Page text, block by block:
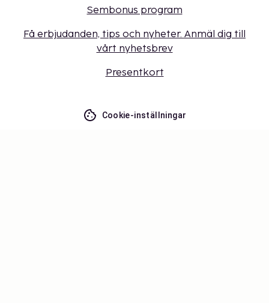
Sembonus program
Få erbjudanden, tips och nyheter. Anmäl dig till
vårt nyhetsbrev
Presentkort
Cookie-inställningar